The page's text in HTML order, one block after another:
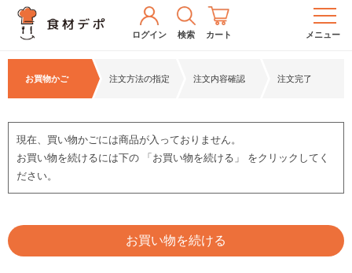
ログイン 検索 カート メニュー
お買物かご 注文方法の指定 注文内容確認 注文完了
現在、買い物かごには商品が入っておりません。
お買い物を続けるには下の 「お買い物を続ける」 をクリックしてく
ださい。
お買い物を続ける